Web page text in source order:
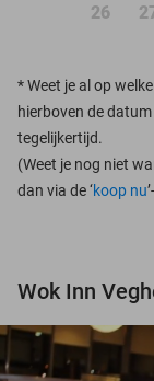
26
*Weet je al op
hierboven de
tegelijkertijd.
(Weet je nog niet
dan via de ‘koop nu
Wok Inn